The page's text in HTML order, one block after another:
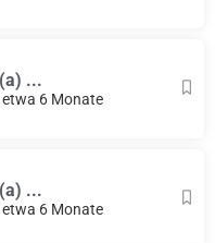
...
6 Monate
...
6 Monate